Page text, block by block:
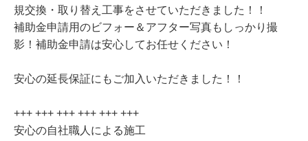
規交換・取り替え工事をさせていただきました！！
補助金申請用のビフォー＆アフター写真もしっかり撮
影！補助金申請は安心してお任せください！
安心の延長保証にもご加入いただきました！！
+++ +++ +++ +++ +++ +++
安心の自社職人による施工